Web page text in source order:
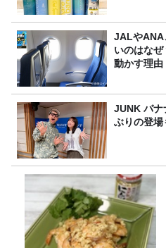
JALやANA
いのはな
動かす理由
JUNK バナナマン「与田祐希さん、１年
ぶりの登場